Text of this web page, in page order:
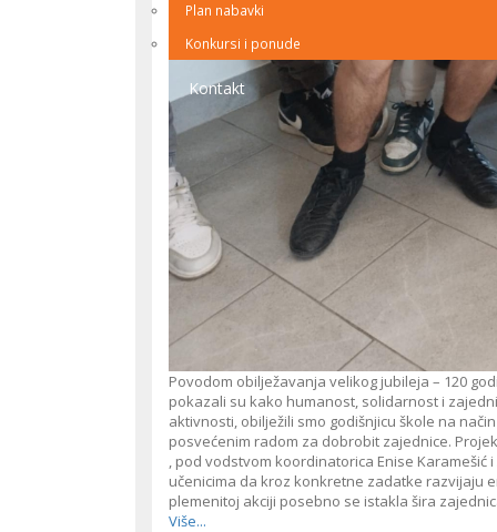
Plan nabavki
Konkursi i ponude
Kontakt
Povodom obilježavanja velikog jubileja – 120
pokazali su kako humanost, solidarnost i
aktivnosti, obilježili smo godišnjicu škole na
posvećenim radom za dobrobit zajednice.
, pod vodstvom koordinatorica Enise Karamešić
učenicima da kroz konkretne zadatke razvijaju
plemenitoj akciji posebno se istakla šira
Više...